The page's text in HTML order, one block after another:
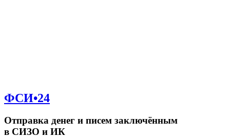
ФСИ•24
Отправка денег и писем заключённым
в СИЗО и ИК